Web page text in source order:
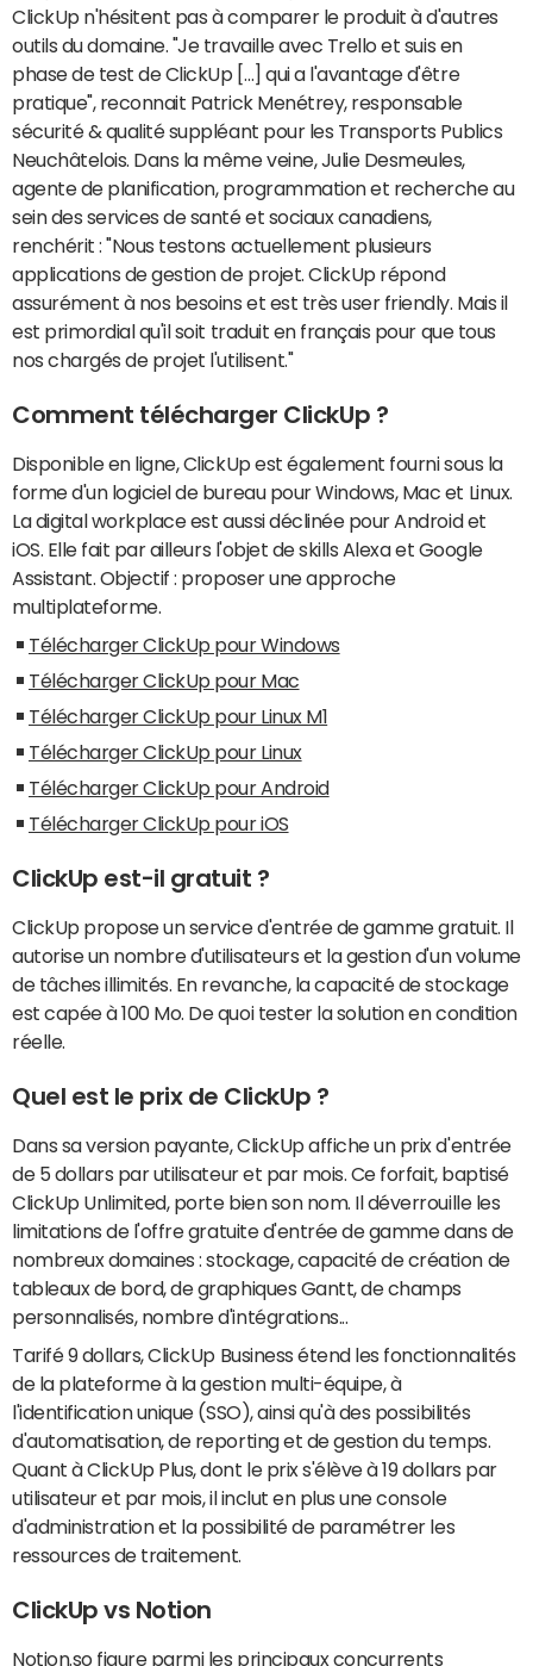
ClickUp n'hésitent pas à comparer le produit à d'autres
outils du domaine. "Je travaille avec Trello et suis en
phase de test de ClickUp […] qui a l'avantage d'être
pratique", reconnait Patrick Menétrey, responsable
sécurité & qualité suppléant pour les Transports Publics
Neuchâtelois. Dans la même veine, Julie Desmeules,
agente de planification, programmation et recherche au
sein des services de santé et sociaux canadiens,
renchérit : "Nous testons actuellement plusieurs
applications de gestion de projet. ClickUp répond
assurément à nos besoins et est très user friendly. Mais il
est primordial qu'il soit traduit en français pour que tous
nos chargés de projet l'utilisent."
Comment télécharger ClickUp ?
Disponible en ligne, ClickUp est également fourni sous la
forme d'un logiciel de bureau pour Windows, Mac et Linux.
La digital workplace est aussi déclinée pour Android et
iOS. Elle fait par ailleurs l'objet de skills Alexa et Google
Assistant. Objectif : proposer une approche
multiplateforme.
Télécharger ClickUp pour Windows
Télécharger ClickUp pour Mac
Télécharger ClickUp pour Linux M1
Télécharger ClickUp pour Linux
Télécharger ClickUp pour Android
Télécharger ClickUp pour iOS
ClickUp est-il gratuit ?
ClickUp propose un service d'entrée de gamme gratuit. Il
autorise un nombre d'utilisateurs et la gestion d'un volume
de tâches illimités. En revanche, la capacité de stockage
est capée à 100 Mo. De quoi tester la solution en condition
réelle.
Quel est le prix de ClickUp ?
Dans sa version payante, ClickUp affiche un prix d'entrée
de 5 dollars par utilisateur et par mois. Ce forfait, baptisé
ClickUp Unlimited, porte bien son nom. Il déverrouille les
limitations de l'offre gratuite d'entrée de gamme dans de
nombreux domaines : stockage, capacité de création de
tableaux de bord, de graphiques Gantt, de champs
personnalisés, nombre d'intégrations...
Tarifé 9 dollars, ClickUp Business étend les fonctionnalités
de la plateforme à la gestion multi-équipe, à
l'identification unique (SSO), ainsi qu'à des possibilités
d'automatisation, de reporting et de gestion du temps.
Quant à ClickUp Plus, dont le prix s'élève à 19 dollars par
utilisateur et par mois, il inclut en plus une console
d'administration et la possibilité de paramétrer les
ressources de traitement.
ClickUp vs Notion
Notion.so figure parmi les principaux concurrents